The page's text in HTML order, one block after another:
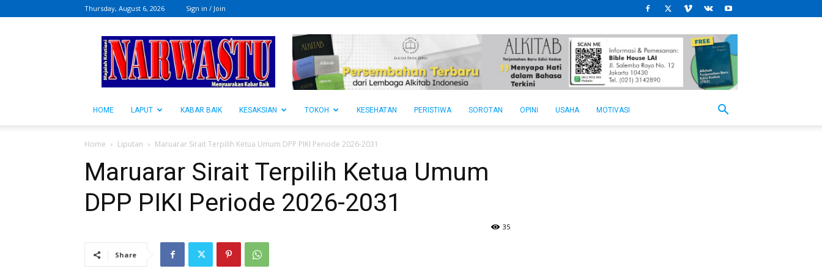
Thursday, August 6, 2026 Sign in / Join
NARWASTU.ID
HOME LAPUT KABAR BAIK KESAKSIAN TOKOH KESEHATAN PERISTIWA SOROTAN OPINI USAHA MOTIVASI
Home Liputan Maruarar Sirait Terpilih Ketua Umum DPP PIKI Periode 2026-2031
Maruarar Sirait Terpilih Ketua Umum
DPP PIKI Periode 2026-2031
35
Share